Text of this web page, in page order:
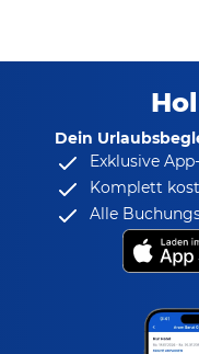
Dein
Exklusive
Komplett
Alle